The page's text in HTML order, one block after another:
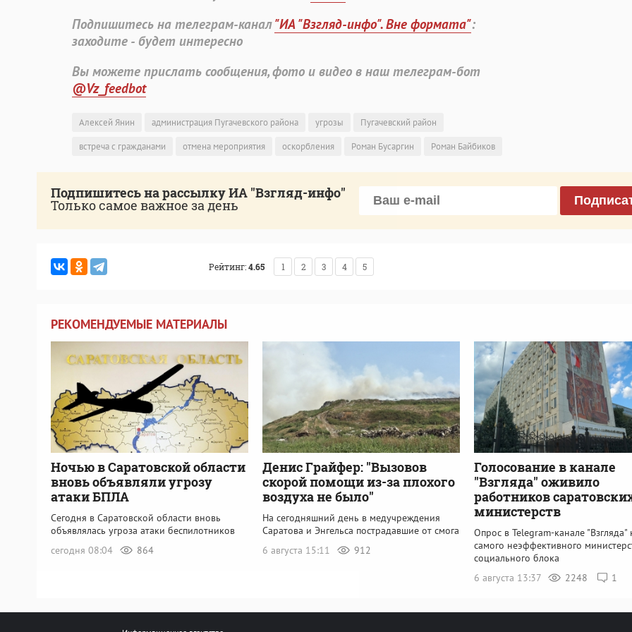
Подпишитесь на телеграм-канал"ИА "Взгляд-инфо". Вне формата":
заходите - будет интересно
Вы можете прислать сообщения, фото и видео в наш телеграм-бот
@Vz_feedbot
Алексей Янин администрация Пугачевского района угрозы
Пугачевский район
встреча с гражданами
отмена мероприятия оскорбления Роман Бусаргин Роман Байбиков
Подпишитесь на рассылку ИА "Взгляд-инфо"
Только самое важное за день
Рейтинг:4.65 1 2 3 4 5
РЕКОМЕНДУЕМЫЕ МАТЕРИАЛЫ
Ночью в Саратовской области
вновь объявляли угрозу
атаки БПЛА
Сегодня в Саратовской области вновь
объявлялась угроза атаки беспилотников
сегодня 08:04
864
Денис Грайфер: "Вызовов
скорой помощи из-за плохого
воздуха не было"
На сегодняшний день в медучреждения
Саратова и Энгельса пострадавшие от смога
6 августа 15:11
912
Голосование в канале
"Взгляда" оживило
работников
министерств
Опрос в Telegram-канале "Взгляда"
самого неэффективного
социального блока
6 августа 13:37
2248 1